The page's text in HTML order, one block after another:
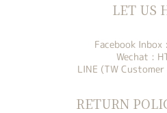
LET US
Facebook Inbox :
Wechat :
LINE (TW
RETURN